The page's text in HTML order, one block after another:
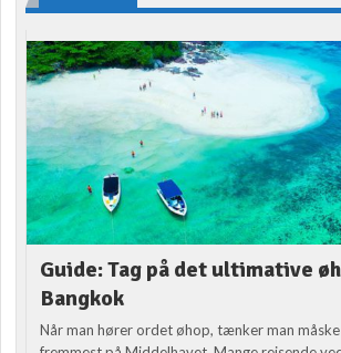
Guide: Tag på det ultimative
Bangkok
Når man hører ordet øhop, tænker man